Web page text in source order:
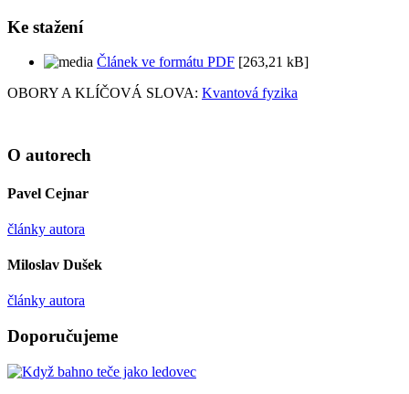
Ke stažení
Článek ve formátu PDF [263,21 kB]
OBORY A KLÍČOVÁ SLOVA: Kvantová fyzika
O autorech
Pavel Cejnar
články autora
Miloslav Dušek
články autora
Doporučujeme